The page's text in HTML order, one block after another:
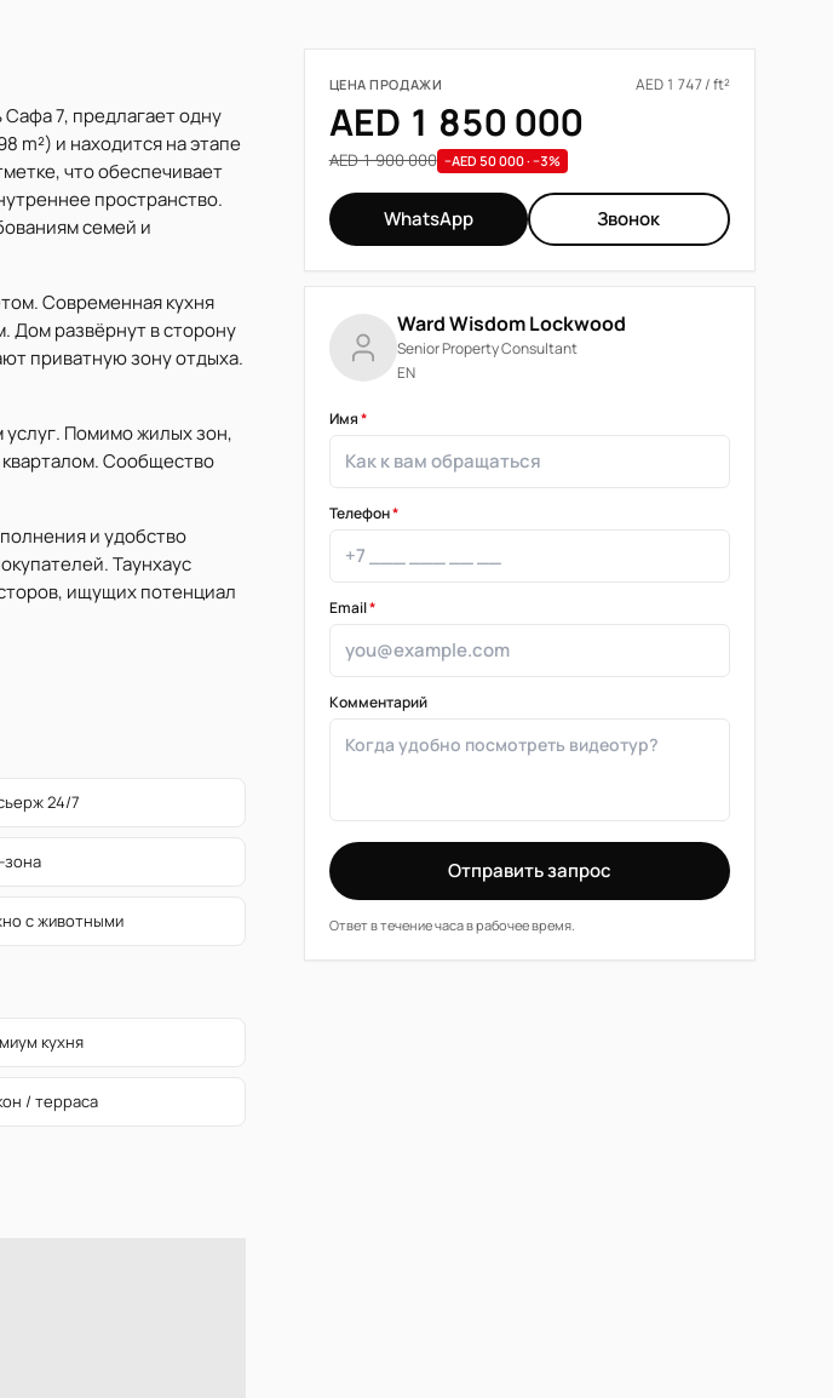
7, предлагает одну
m²) и находится на этапе
что обеспечивает
пространство.
семей и
Современная кухня
Дом развёрнут в сторону
приватную зону отдыха.
Помимо жилых зон,
Сообщество
и удобство
Таунхаус
ищущих потенциал
24/7
зона
с животными
кухня
/ терраса
ЦЕНА ПРОДАЖИ AED 1 747 / ft²
AED 1 850 000
AED 1 900 000 −AED 50 000 · −3%
WhatsApp Звонок
Ward Wisdom Lockwood
Senior Property Consultant
EN
Имя*
Телефон*
Email*
Комментарий
Отправить запрос
Ответ в течение часа в рабочее время.